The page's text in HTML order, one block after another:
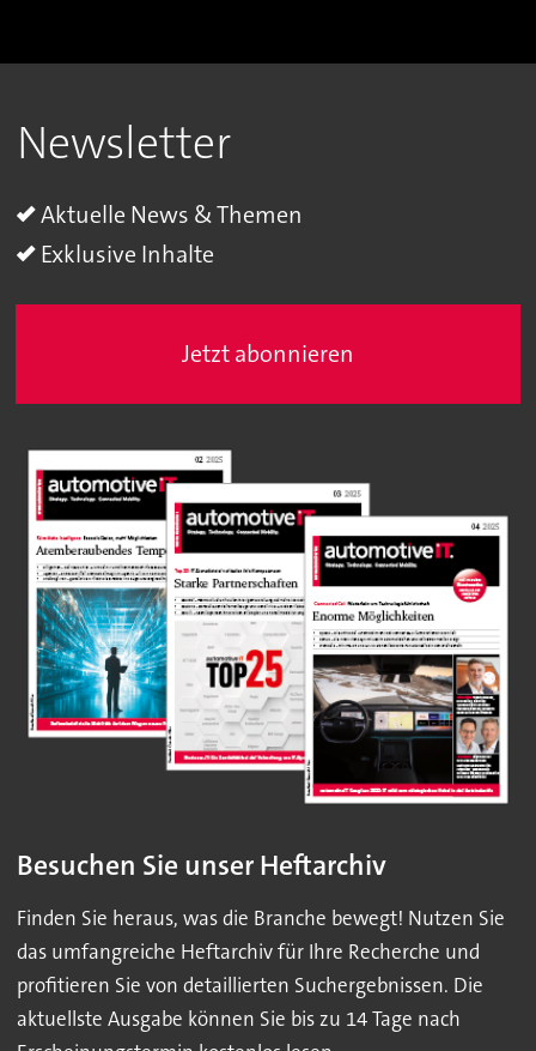
Newsletter
Aktuelle News & Themen
Exklusive Inhalte
Jetzt abonnieren
Besuchen Sie unser Heftarchiv
Finden Sie heraus, was die Branche bewegt! Nutzen Sie
das umfangreiche Heftarchiv für Ihre Recherche und
profitieren Sie von detaillierten Suchergebnissen. Die
aktuellste Ausgabe können Sie bis zu 14 Tage nach